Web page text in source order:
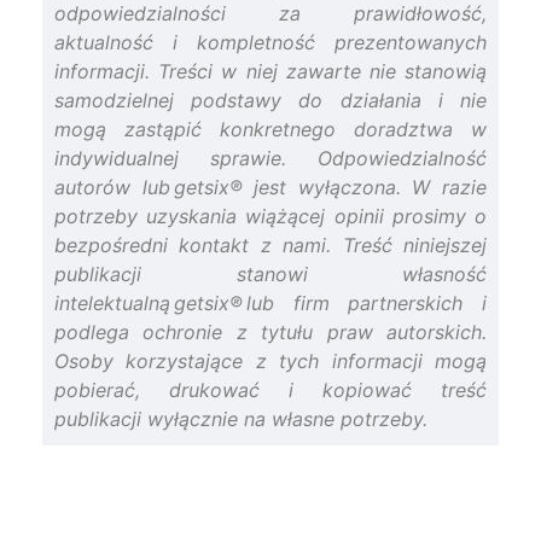
odpowiedzialności za prawidłowość,
aktualność i kompletność prezentowanych
informacji. Treści w niej zawarte nie stanowią
samodzielnej podstawy do działania i nie
mogą zastąpić konkretnego doradztwa w
indywidualnej sprawie. Odpowiedzialność
autorów lub getsix® jest wyłączona. W razie
potrzeby uzyskania wiążącej opinii prosimy o
bezpośredni kontakt z nami. Treść niniejszej
publikacji stanowi własność
intelektualną getsix® lub firm partnerskich i
podlega ochronie z tytułu praw autorskich.
Osoby korzystające z tych informacji mogą
pobierać, drukować i kopiować treść
publikacji wyłącznie na własne potrzeby.